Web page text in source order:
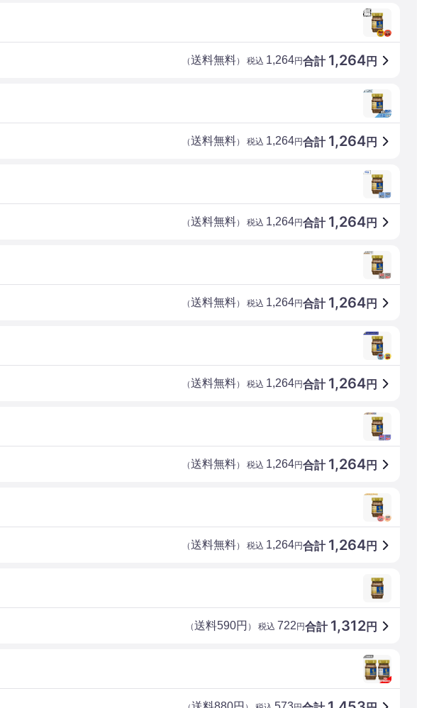
合計 1,264円
（送料無料） 税込 1,264円
合計 1,264円
（送料無料） 税込 1,264円
合計 1,264円
（送料無料） 税込 1,264円
合計 1,264円
（送料無料） 税込 1,264円
合計 1,264円
（送料無料） 税込 1,264円
合計 1,264円
（送料無料） 税込 1,264円
合計 1,264円
（送料無料） 税込 1,264円
合計 1,312円
（送料590円 ） 税込 722円